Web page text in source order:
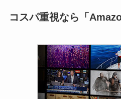
コスパ重視なら「